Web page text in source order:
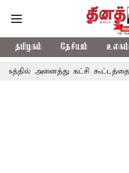
தமிழகம் தேசியம் உலகம்
கட்சி கூட்டத்தை